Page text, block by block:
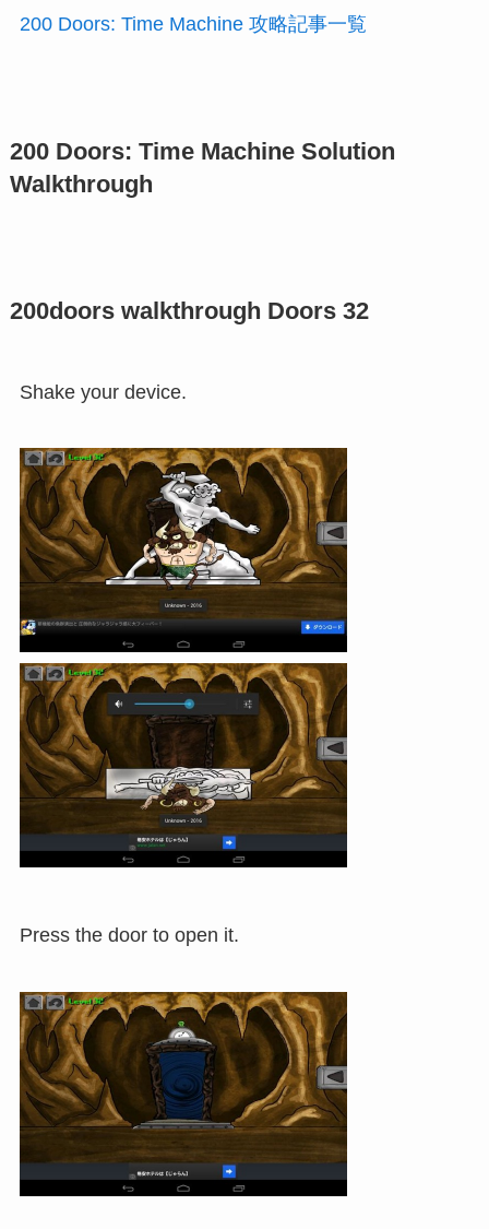
200 Doors: Time Machine 攻略記事一覧
200 Doors: Time Machine Solution
Walkthrough
200doors walkthrough Doors 32
Shake your device.
Press the door to open it.